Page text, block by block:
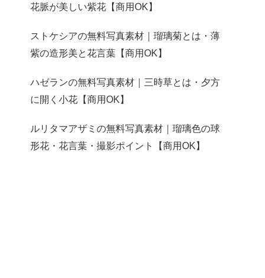
花脈が美しい紫花【商用OK】
ストケシアの無料写真素材｜瑠璃菊とは・薄
紫の造形美と花言葉【商用OK】
ハゼランの無料写真素材｜三時草とは・夕方
に開く小花【商用OK】
ルリタマアザミの無料写真素材｜瑠璃色の球
形花・花言葉・撮影ポイント【商用OK】